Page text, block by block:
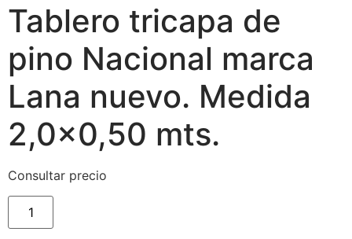
Tablero tricapa de
pino Nacional marca
Lana nuevo. Medida
2,0×0,50 mts.
Consultar precio